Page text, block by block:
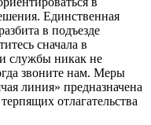
Единственная
в подъезде
сначала в
службы никак не
звоните нам. Меры
линия» предназначена
отлагательства